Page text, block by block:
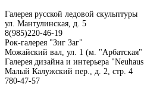
Галерея русской ледовой скульптуры
ул. Мантулинская, д. 5
8(985)220-46-19
Рок-галерея "Зиг Заг"
Можайский вал, ул. 1 (м.
Галерея дизайна и интерьера
Малый Калужский пер., д. 2, стр. 4
780-47-57